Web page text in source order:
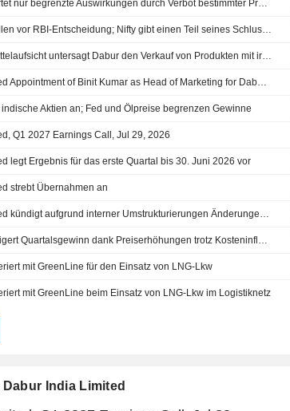
Dabur India erwartet nur begrenzte Auswirkungen durch Verbot bestimmter Produktkennzeichnungen durch Indiens Lebensmittelaufsicht
Indische Aktien fallen vor RBI-Entscheidung; Nifty gibt einen Teil seines Schlussauktion-Sprungs wieder ab
Indiens Lebensmittelaufsicht untersagt Dabur den Verkauf von Produkten mit irreführenden '100%'-Angaben
Dabur India Limited Appointment of Binit Kumar as Head of Marketing for Dabur's Health Supplements, Hydration and Baby Care Business
Aktien an; Fed und Ölpreise begrenzen Gewinne
Q1 2027 Earnings Call, Jul 29, 2026
legt Ergebnis für das erste Quartal bis 30. Juni 2026 vor
strebt Übernahmen an
Dabur India Limited kündigt aufgrund interner Umstrukturierungen Änderungen im Senior Management an, wirksam zum 29. Januar 2026
Indiens Dabur steigert Quartalsgewinn dank Preiserhöhungen trotz Kosteninflation
mit GreenLine für den Einsatz von LNG-Lkw
mit GreenLine beim Einsatz von LNG-Lkw im Logistiknetz
India Limited